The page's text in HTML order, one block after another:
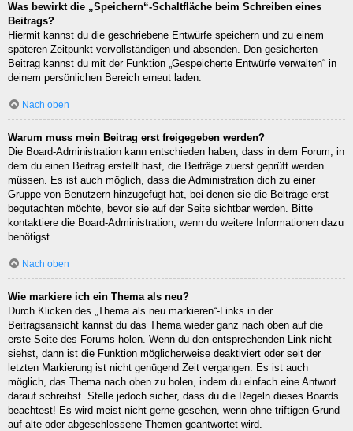
Was bewirkt die „Speichern“-Schaltfläche beim Schreiben eines
Beitrags?
Hiermit kannst du die geschriebene Entwürfe speichern und zu einem
späteren Zeitpunkt vervollständigen und absenden. Den gesicherten
Beitrag kannst du mit der Funktion „Gespeicherte Entwürfe verwalten“ in
deinem persönlichen Bereich erneut laden.
Nach oben
Warum muss mein Beitrag erst freigegeben werden?
Die Board-Administration kann entschieden haben, dass in dem Forum, in
dem du einen Beitrag erstellt hast, die Beiträge zuerst geprüft werden
müssen. Es ist auch möglich, dass die Administration dich zu einer
Gruppe von Benutzern hinzugefügt hat, bei denen sie die Beiträge erst
begutachten möchte, bevor sie auf der Seite sichtbar werden. Bitte
kontaktiere die Board-Administration, wenn du weitere Informationen dazu
benötigst.
Nach oben
Wie markiere ich ein Thema als neu?
Durch Klicken des „Thema als neu markieren“-Links in der
Beitragsansicht kannst du das Thema wieder ganz nach oben auf die
erste Seite des Forums holen. Wenn du den entsprechenden Link nicht
siehst, dann ist die Funktion möglicherweise deaktiviert oder seit der
letzten Markierung ist nicht genügend Zeit vergangen. Es ist auch
möglich, das Thema nach oben zu holen, indem du einfach eine Antwort
darauf schreibst. Stelle jedoch sicher, dass du die Regeln dieses Boards
beachtest! Es wird meist nicht gerne gesehen, wenn ohne triftigen Grund
auf alte oder abgeschlossene Themen geantwortet wird.